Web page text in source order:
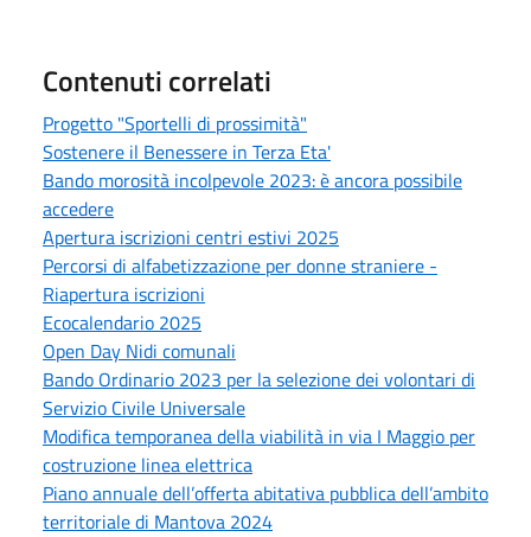
Contenuti correlati
Progetto "Sportelli di prossimità"
Sostenere il Benessere in Terza Eta'
Bando morosità incolpevole 2023: è ancora possibile
accedere
Apertura iscrizioni centri estivi 2025
Percorsi di alfabetizzazione per donne straniere -
Riapertura iscrizioni
Ecocalendario 2025
Open Day Nidi comunali
Bando Ordinario 2023 per la selezione dei volontari di
Servizio Civile Universale
Modifica temporanea della viabilità in via I Maggio per
costruzione linea elettrica
Piano annuale dell’offerta abitativa pubblica dell’ambito
territoriale di Mantova 2024